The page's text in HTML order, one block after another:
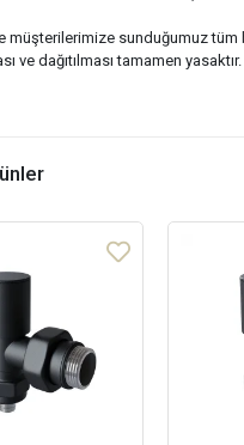
müşterilerimize sunduğumuz tüm
ve dağıtılması tamamen yasaktır.